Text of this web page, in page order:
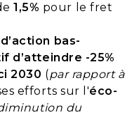
1,5% pour le fret
bas-
d’atteindre -25%
2030 (par rapport à
efforts sur l'éco-
du